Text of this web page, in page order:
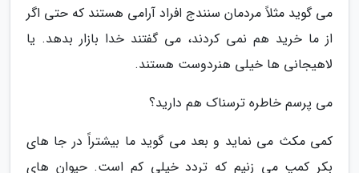
می گوید مثلاً مردمان سنندج افراد آرامی هستند که حتی اگر
از ما خرید هم نمی کردند، می گفتند خدا بازار بدهد. یا
لاهیجانی ها خیلی هنردوست هستند.
می پرسم خاطره ترسناک هم دارید؟
کمی مکث می نماید و بعد می گوید ما بیشتراً در جا های
بکر کمپ می زنیم که تردد خیلی کم است. حیوان های